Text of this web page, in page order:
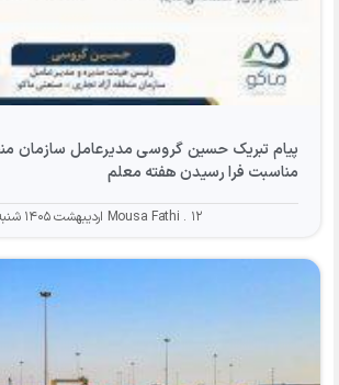
پیام تبریک حسین گروسی مدیرعامل سازمان
مناسبت فرا رسیدن هفته معلم
Mousa Fathi ۱۲ اردیبهشت ۱۴۰۵ شنبه